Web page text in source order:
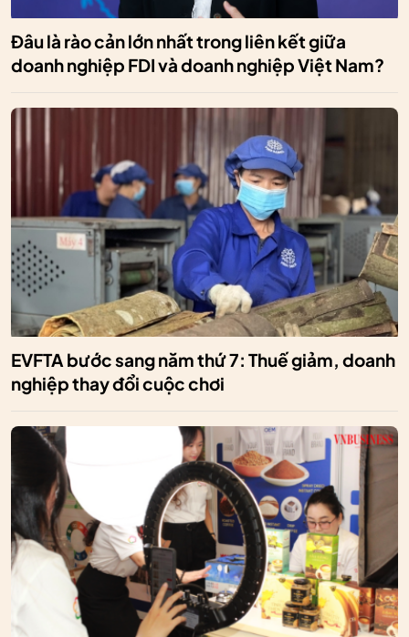
Đâu là rào cản lớn nhất trong liên kết giữa
doanh nghiệp FDI và doanh nghiệp Việt Nam?
EVFTA bước sang năm thứ 7: Thuế giảm, doanh
nghiệp thay đổi cuộc chơi